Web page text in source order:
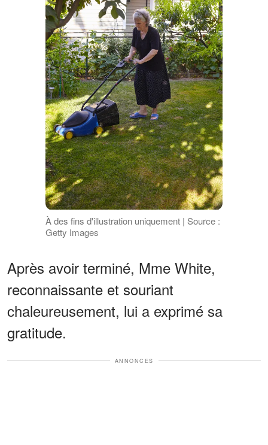
À des fins d'illustration uniquement | Source :
Getty Images
Après avoir terminé, Mme White,
reconnaissante et souriant
chaleureusement, lui a exprimé sa
gratitude.
ANNONCES